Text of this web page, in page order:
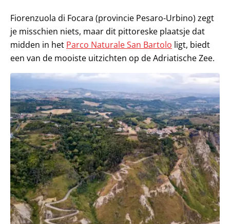
Fiorenzuola di Focara (provincie Pesaro-Urbino) zegt
je misschien niets, maar dit pittoreske plaatsje dat
midden in het Parco Naturale San Bartolo ligt, biedt
een van de mooiste uitzichten op de Adriatische Zee.